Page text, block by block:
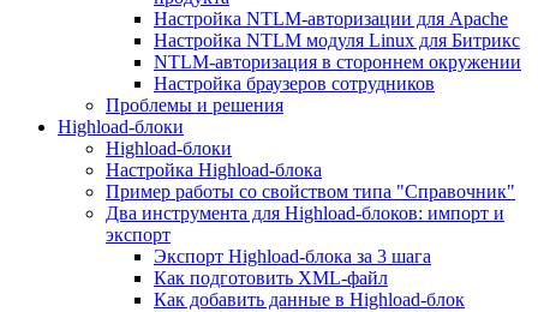
Настройка NTLM-авторизации для Apache
Настройка NTLM модуля Linux для Битрикс
NTLM-авторизация в стороннем окружении
Настройка браузеров сотрудников
Проблемы и решения
Highload-блоки
Highload-блоки
Настройка Highload-блока
Пример работы со свойством типа "Справочник"
Два инструмента для Highload-блоков: импорт и
экспорт
Экспорт Highload-блока за 3 шага
Как подготовить XML-файл
Как добавить данные в Highload-блок